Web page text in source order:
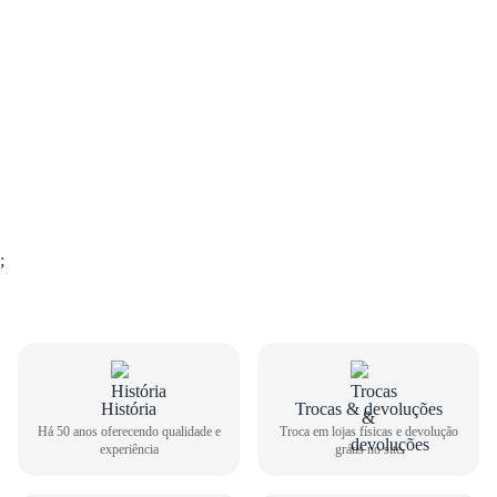
GUIA DE TAMANHOS
;
História
Há 50 anos oferecendo qualidade e
experiência
Trocas & devoluções
Troca em lojas físicas e devolução
grátis no site